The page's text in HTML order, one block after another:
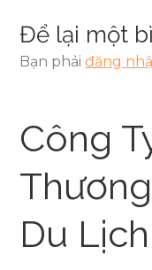
Để lại một
Bạn phảiđăng
Công
Du